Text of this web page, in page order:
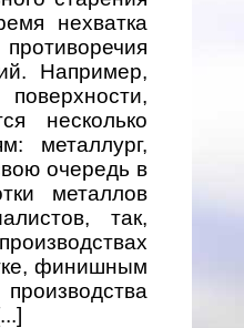
нехватка
Например,
несколько
металлург,
очередь в
металлов
так,
финишным